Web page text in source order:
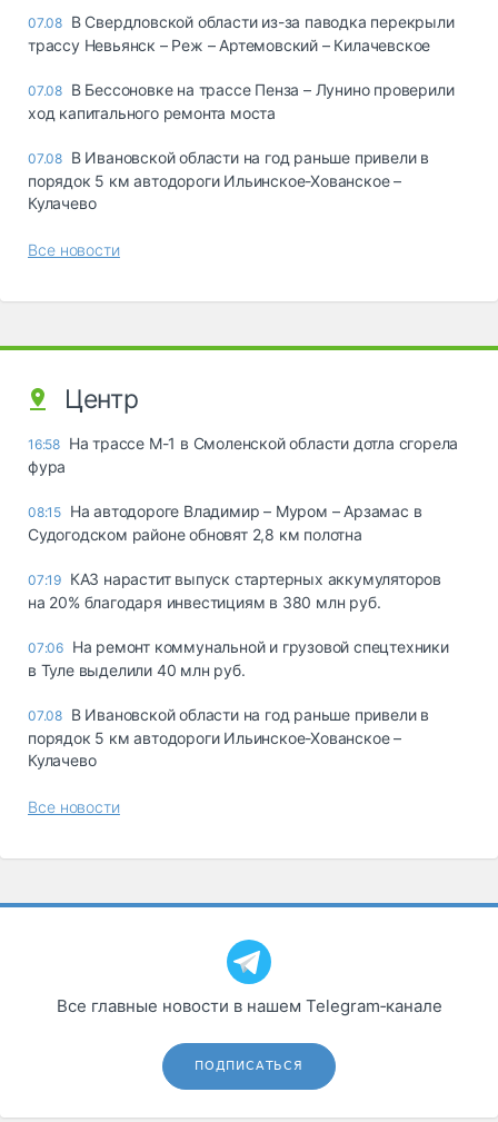
07.08 В Свердловской области из-за паводка перекрыли
трассу Невьянск – Реж – Артемовский – Килачевское
07.08 В Бессоновке на трассе Пенза – Лунино проверили
ход капитального ремонта моста
07.08 В Ивановской области на год раньше привели в
порядок 5 км автодороги Ильинское-Хованское –
Кулачево
Все новости
Центр
16:58 На трассе М-1 в Смоленской области дотла сгорела
фура
08:15 На автодороге Владимир – Муром – Арзамас в
Судогодском районе обновят 2,8 км полотна
07:19 КАЗ нарастит выпуск стартерных аккумуляторов
на 20% благодаря инвестициям в 380 млн руб.
07:06 На ремонт коммунальной и грузовой спецтехники
в Туле выделили 40 млн руб.
07.08 В Ивановской области на год раньше привели в
порядок 5 км автодороги Ильинское-Хованское –
Кулачево
Все новости
Все главные новости в нашем Telegram‑канале
ПОДПИСАТЬСЯ